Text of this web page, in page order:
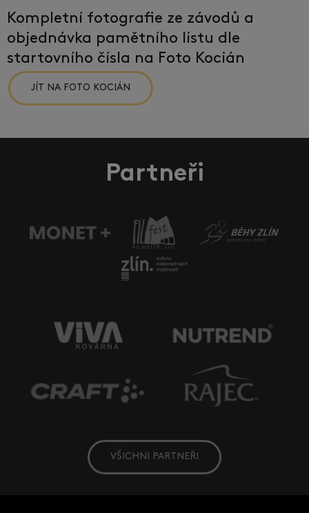
Kompletní fotografie ze závodů a
objednávka pamětního listu dle
startovního čísla na Foto Kocián
JÍT NA FOTO KOCIÁN
Partneři
VŠICHNI PARTNEŘI